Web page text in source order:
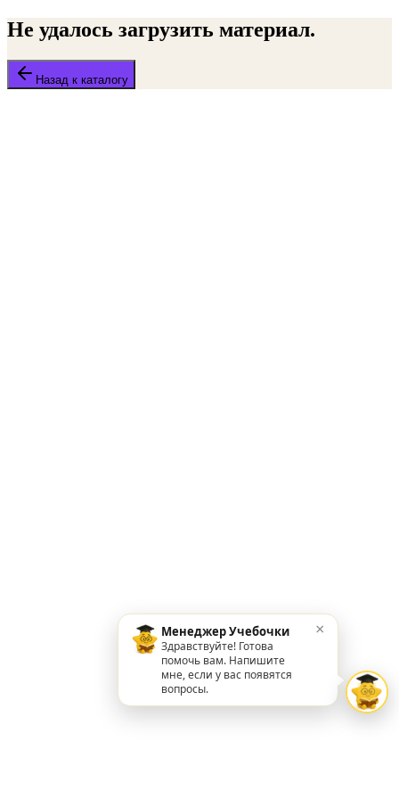
Не удалось загрузить материал.
Назад к каталогу
Менеджер Учебочки
Здравствуйте! Готова
помочь вам. Напишите
мне, если у вас появятся
вопросы.
×